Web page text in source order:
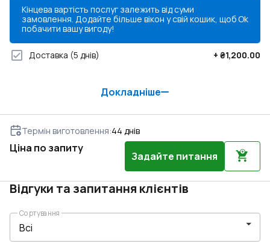
Кінцева вартість послуг залежить від суми
замовлення. Додайте більше вікон у свій кошик, щоб
побачити вашу вигоду!
Ok
Доставка (5 днів) + ₴1,200.00
Докладніше
Термін виготовлення:44 днів
Ціна по запиту
Задайте питання
Відгуки та запитання клієнтів
Сортування